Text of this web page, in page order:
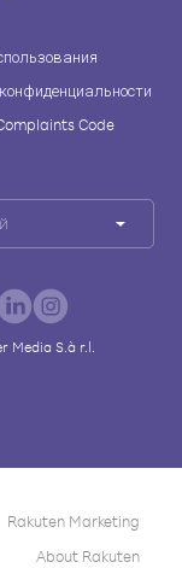
Code
Media S.à r.l.
Rakuten Marketing
About Rakuten